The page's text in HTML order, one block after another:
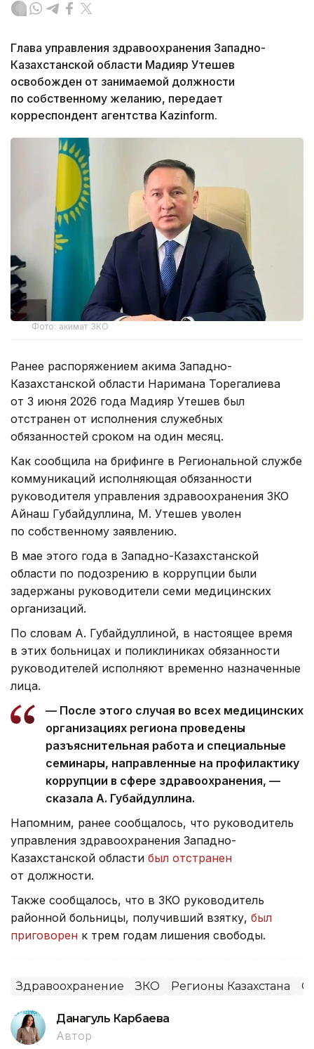
Глава управления здравоохранения Западно-
Казахстанской области Мадияр Утешев
освобожден от занимаемой должности
по собственному желанию, передает
корреспондент агентства Kazinform.
Фото: акимат ЗКО
Ранее распоряжением акима Западно-
Казахстанской области Наримана Торегалиева
от 3 июня 2026 года Мадияр Утешев был
отстранен от исполнения служебных
обязанностей сроком на один месяц.
Как сообщила на брифинге в Региональной службе
коммуникаций исполняющая обязанности
руководителя управления здравоохранения ЗКО
Айнаш Губайдуллина, М. Утешев уволен
по собственному заявлению.
В мае этого года в Западно-Казахстанской
области по подозрению в коррупции были
задержаны руководители семи медицинских
организаций.
По словам А. Губайдуллиной, в настоящее время
в этих больницах и поликлиниках обязанности
руководителей исполняют временно назначенные
лица.
— После этого случая во всех медицинских
организациях региона проведены
разъяснительная работа и специальные
семинары, направленные на профилактику
коррупции в сфере здравоохранения, —
сказала А. Губайдуллина.
Напомним, ранее сообщалось, что руководитель
управления здравоохранения Западно-
Казахстанской области был отстранен
от должности.
Также сообщалось, что в ЗКО руководитель
районной больницы, получивший взятку, был
приговорен к трем годам лишения свободы.
Здравоохранение ЗКО Регионы Казахстана
Данагуль Карбаева
Автор